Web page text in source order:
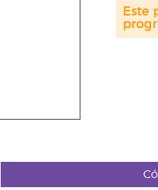
Este